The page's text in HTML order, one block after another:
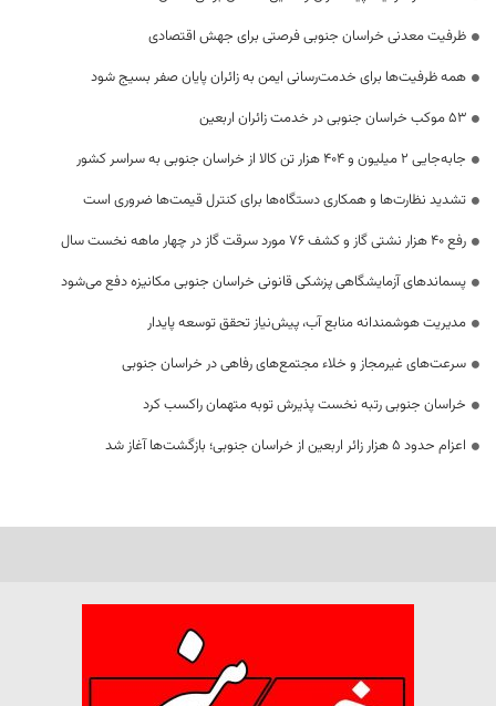
ظرفیت معدنی خراسان جنوبی فرصتی برای جهش اقتصادی
همه ظرفیت‌ها برای خدمت‌رسانی ایمن به زائران پایان صفر بسیج شود
53 موکب خراسان جنوبی در خدمت زائران اربعین
جابه‌جایی 2 میلیون و 404 هزار تن کالا از خراسان جنوبی به سراسر کشور
تشدید نظارت‌ها و همکاری دستگاه‌ها برای کنترل قیمت‌ها ضروری است
رفع 40 هزار نشتی گاز و کشف 76 مورد سرقت گاز در چهار ماهه نخست سال
پسماندهای آزمایشگاهی پزشکی قانونی خراسان جنوبی مکانیزه دفع می‌شود
مدیریت هوشمندانه منابع آب، پیش‌نیاز تحقق توسعه پایدار
سرعت‌های غیرمجاز و خلاء مجتمع‌های رفاهی در خراسان جنوبی
خراسان جنوبی رتبه نخست پذیرش توبه متهمان راکسب کرد
اعزام حدود 5 هزار زائر اربعین از خراسان جنوبی؛ بازگشت‌ها آغاز شد